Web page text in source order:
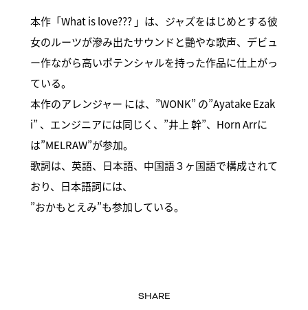
本作「What is love??? 」は、ジャズをはじめとする彼
女のルーツが滲み出たサウンドと艷やな歌声、デビュ
ー作ながら高いポテンシャルを持った作品に仕上がっ
ている。
本作のアレンジャー には、”WONK” の”Ayatake Ezak
i” 、エンジニアには同じく、”井上 幹”、Horn Arrに
は”MELRAW”が参加。
歌詞は、英語、日本語、中国語３ヶ国語で構成されて
おり、日本語詞には、
”おかもとえみ”も参加している。
SHARE